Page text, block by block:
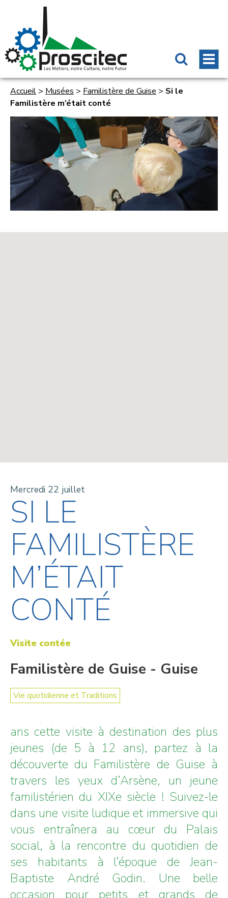
Accueil > Musées > Familistère de Guise > Si le
Familistère m’était conté
Mercredi 22 juillet
SI LE
FAMILISTÈRE
M’ÉTAIT
CONTÉ
Visite contée
Familistère de Guise - Guise
Vie quotidienne et Traditions
ans cette visite à destination des plus
jeunes (de 5 à 12 ans), partez à la
découverte du Familistère de Guise à
travers les yeux d’Arsène, un jeune
familistérien du XIXe siècle ! Suivez-le
dans une visite ludique et immersive qui
vous entraînera au cœur du Palais
social, à la rencontre du quotidien de
ses habitants à l’époque de Jean-
Baptiste André Godin. Une belle
occasion pour petits et grands de